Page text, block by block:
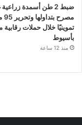
ضبط 2 طن أسمدة زراعية
تموينيًا خلال حملات رقابية
بأسيوط
منذ 12 ساعة